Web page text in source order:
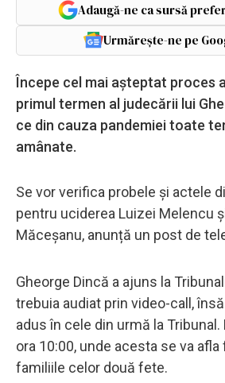
Adaugă-ne ca sursă
Urmărește-ne pe
Începe cel mai așteptat proces
primul termen al judecării lui
ce din cauza pandemiei toate
amânate.
Se vor verifica probele și actele
pentru uciderea Luizei Melencu
Măceșanu, anunță un post de
Gheorge Dincă a ajuns la
trebuia audiat prin video-call,
adus în cele din urmă la
ora 10:00, unde acesta se va
familiile celor două fete.